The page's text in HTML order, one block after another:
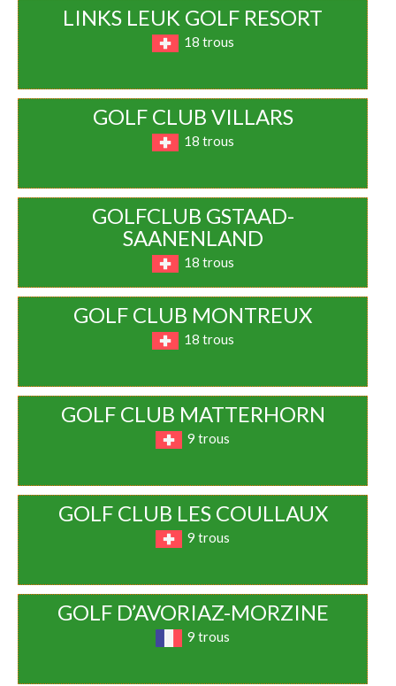
LINKS LEUK GOLF RESORT
18 trous
GOLF CLUB VILLARS
18 trous
GOLFCLUB GSTAAD-
SAANENLAND
18 trous
GOLF CLUB MONTREUX
18 trous
GOLF CLUB MATTERHORN
9 trous
GOLF CLUB LES COULLAUX
9 trous
GOLF D’AVORIAZ-MORZINE
9 trous